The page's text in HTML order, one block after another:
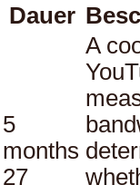
Dauer
5
months
27
A